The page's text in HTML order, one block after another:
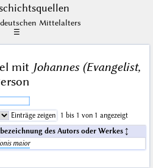
Mittelalters
☰
mit Johannes (Evangelist,
Einträge zeigen
1 bis 1 von 1 angezeigt
des Autors oder Werkes
maior